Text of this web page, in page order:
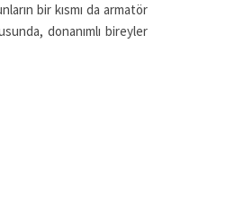
bir kısmı da armatör
donanımlı bireyler